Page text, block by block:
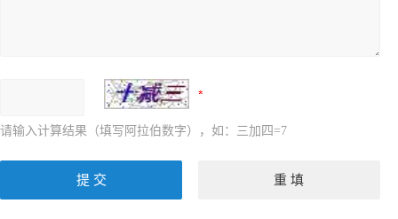
请输入计算结果（填写阿拉伯数字），如：三加四=7